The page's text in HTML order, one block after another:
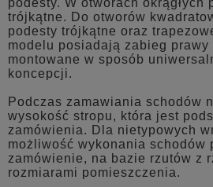
trójkątne. Do otworów
podesty trójkątne oraz
modelu posiadają zabieg prawy
montowane w sposób
koncepcji.
Podczas zamawiania schodów
wysokość stropu, która jest
zamówienia. Dla nietypowych
możliwość wykonania schodów
zamówienie, na bazie rzutów z
rozmiarami pomieszczenia.